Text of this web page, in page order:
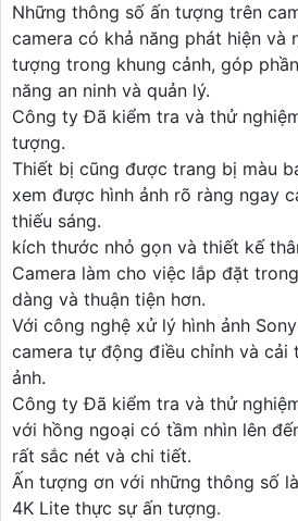
Những thông số ấn tượng trên
camera có khả năng phát hiện và
tượng trong khung cảnh, góp
năng an ninh và quản lý.
Công ty Đã kiểm tra và thử
tượng.
Thiết bị cũng được trang bị màu
xem được hình ảnh rõ ràng ngay
thiếu sáng.
kích thước nhỏ gọn và thiết kế
Camera làm cho việc lắp đặt
dàng và thuận tiện hơn.
Với công nghệ xử lý hình ảnh Sony
camera tự động điều chỉnh và cải
ảnh.
Công ty Đã kiểm tra và thử
với hồng ngoại có tầm nhìn lên
rất sắc nét và chi tiết.
Ấn tượng ơn với những thông số
4K Lite thực sự ấn tượng.